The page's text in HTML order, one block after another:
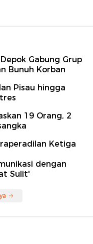
Gabung Grup
Bunuh Korban
Pisau hingga
19 Orang, 2
Ketiga
dengan
Sulit'